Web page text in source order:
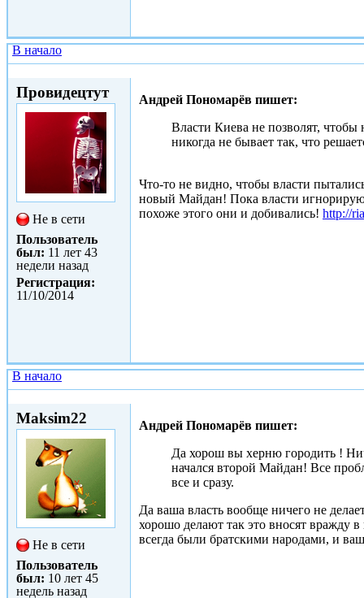
В начало
Провидецтут
Не в сети
Пользователь
был: 11 лет 43
недели назад
Регистрация:
11/10/2014
Андрей Пономарёв пишет:
Власти Киева не позволят,
никогда не бывает так, что
Что-то не видно, чтобы власти
новый Майдан! Пока власти
похоже этого они и добивались! http://
В начало
Maksim22
Не в сети
Пользователь
был: 10 лет 45
недель назад
Андрей Пономарёв пишет:
Да хорош вы херню городить !
начался второй Майдан! Все
все и сразу.
Да ваша власть вообще ничего не
хорошо делают так это вносят вражду
всегда были братскими народами, и